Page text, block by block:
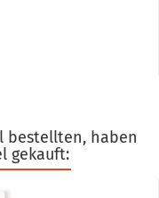
bestellten, haben
gekauft: